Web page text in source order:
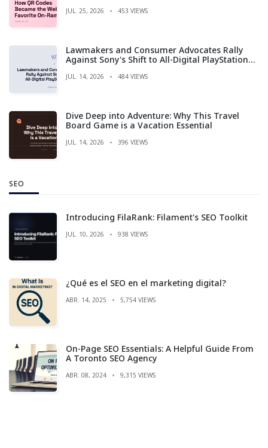
JUL. 25, 2026 453 VIEWS
Lawmakers and Consumer Advocates Rally
Against Sony's Shift to All-Digital PlayStation
JUL. 14, 2026 484 VIEWS
Dive Deep into Adventure: Why This Travel
Board Game is a Vacation Essential
JUL. 14, 2026 396 VIEWS
SEO
Introducing FilaRank: Filament's SEO Toolkit
JUL. 10, 2026 938 VIEWS
¿Qué es el SEO en el marketing digital?
ABR. 14, 2025 5,754 VIEWS
On-Page SEO Essentials: A Helpful Guide From
A Toronto SEO Agency
ABR. 08, 2024 9,315 VIEWS